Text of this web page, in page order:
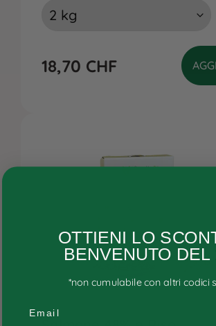
Gatto
18,70 CHF
OTTIENI LO
BENVENUTO DEL
*non cumulabile con altri codici